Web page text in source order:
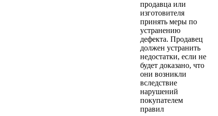
продавца или
изготовителя
принять меры по
устранению
дефекта. Продавец
должен устранить
недостатки, если не
будет доказано, что
они возникли
вследствие
нарушений
покупателем
правил